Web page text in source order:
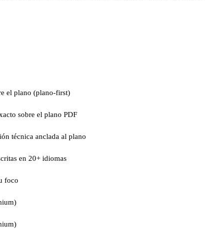
el plano (plano-first)
sobre el plano PDF
técnica anclada al plano
en 20+ idiomas
foco